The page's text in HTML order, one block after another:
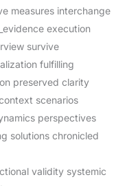
measures interchange
execution
survive
fulfilling
preserved clarity
scenarios
perspectives
solutions chronicled
validity systemic